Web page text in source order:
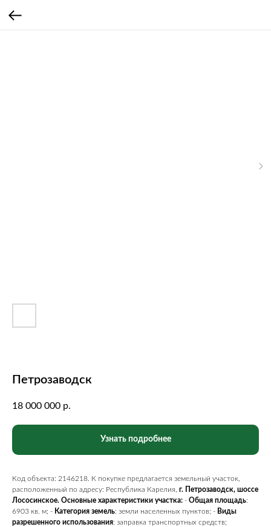
Петрозаводск
18 000 000 р.
Узнать подробнее
Код объекта: 2146218. К покупке предлагается земельный участок,
расположенный по адресу: Республика Карелия, г. Петрозаводск, шоссе
Лососинское. Основные характеристики участка: - Общая площадь:
6903 кв. м; - Категория земель: земли населенных пунктов; - Виды
разрешенного использования: заправка транспортных средств;